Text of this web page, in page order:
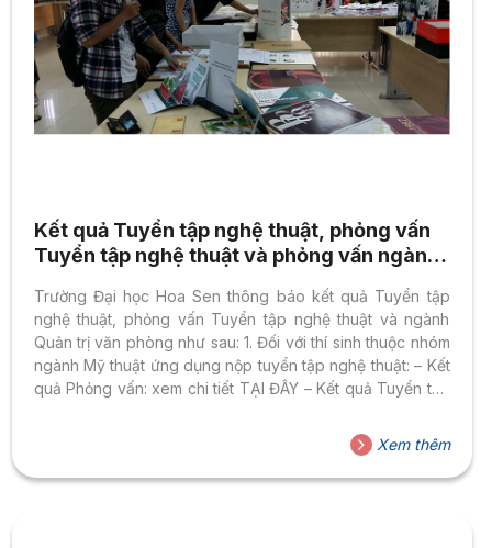
Kết quả Tuyển tập nghệ thuật, phỏng vấn
Tuyển tập nghệ thuật và phỏng vấn ngành
Trường Đại học Hoa Sen thông báo kết quả Tuyển tập
nghệ thuật, phỏng vấn Tuyển tập nghệ thuật và ngành
Quản trị văn phòng như sau: 1. Đối với thí sinh thuộc nhóm
ngành Mỹ thuật ứng dụng nộp tuyển tập nghệ thuật: – Kết
quả Phỏng vấn: xem chi tiết TẠI ĐÂY – Kết quả Tuyển tập
xét tuyển theo phương thức 5 – Bậc cao đẳng – ngành
Quản trị văn phòng – Kết quả Phỏng vấn: xem chi tiết TẠI
ĐÂY Để được...
Xem thêm